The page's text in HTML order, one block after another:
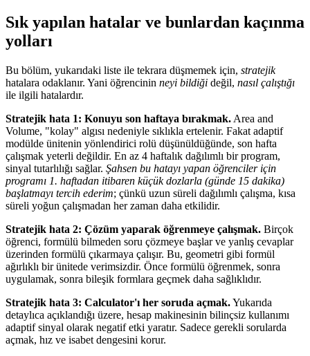
Sık yapılan hatalar ve bunlardan kaçınma
yolları
Bu bölüm, yukarıdaki liste ile tekrara düşmemek için, stratejik
hatalara odaklanır. Yani öğrencinin neyi bildiği değil, nasıl çalıştığı
ile ilgili hatalardır.
Stratejik hata 1: Konuyu son haftaya bırakmak. Area and
Volume, "kolay" algısı nedeniyle sıklıkla ertelenir. Fakat adaptif
modülde ünitenin yönlendirici rolü düşünüldüğünde, son hafta
çalışmak yeterli değildir. En az 4 haftalık dağılımlı bir program,
sinyal tutarlılığı sağlar. Şahsen bu hatayı yapan öğrenciler için
programı 1. haftadan itibaren küçük dozlarla (günde 15 dakika)
başlatmayı tercih ederim; çünkü uzun süreli dağılımlı çalışma, kısa
süreli yoğun çalışmadan her zaman daha etkilidir.
Stratejik hata 2: Çözüm yaparak öğrenmeye çalışmak. Birçok
öğrenci, formülü bilmeden soru çözmeye başlar ve yanlış cevaplar
üzerinden formülü çıkarmaya çalışır. Bu, geometri gibi formül
ağırlıklı bir ünitede verimsizdir. Önce formülü öğrenmek, sonra
uygulamak, sonra bileşik formlara geçmek daha sağlıklıdır.
Stratejik hata 3: Calculator'ı her soruda açmak.Yukarıda
detaylıca açıklandığı üzere, hesap makinesinin bilinçsiz kullanımı
adaptif sinyal olarak negatif etki yaratır. Sadece gerekli sorularda
açmak, hız ve isabet dengesini korur.